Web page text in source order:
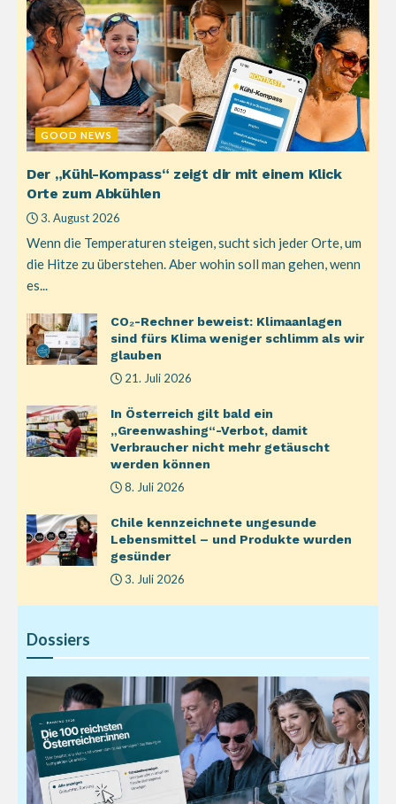
GOOD NEWS
Der „Kühl-Kompass“ zeigt dir mit einem Klick
Orte zum Abkühlen
3. August 2026
Wenn die Temperaturen steigen, sucht sich jeder Orte, um
die Hitze zu überstehen. Aber wohin soll man gehen, wenn
es...
CO₂-Rechner beweist: Klimaanlagen
sind fürs Klima weniger schlimm als wir
glauben
21. Juli 2026
In Österreich gilt bald ein
„Greenwashing“-Verbot, damit
Verbraucher nicht mehr getäuscht
werden können
8. Juli 2026
Chile kennzeichnete ungesunde
Lebensmittel – und Produkte wurden
gesünder
3. Juli 2026
Dossiers